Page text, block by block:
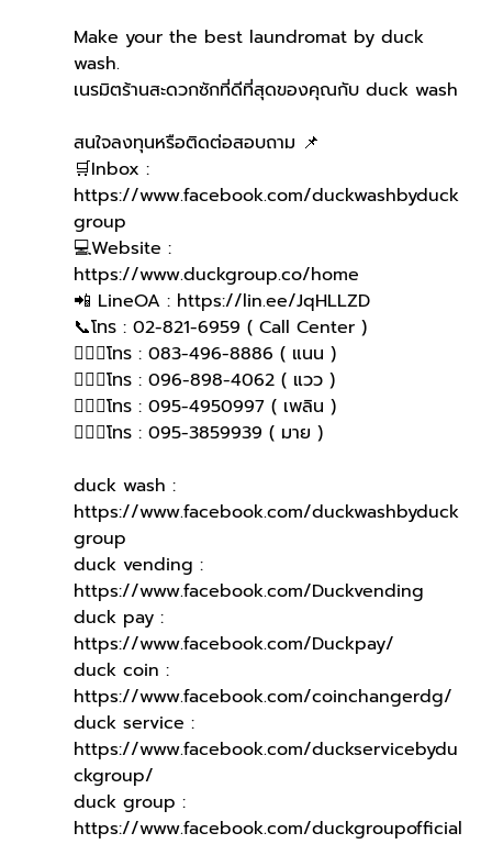
Make your the best laundromat by duck
wash.
เนรมิตร้านสะดวกซักที่ดีที่สุดของคุณกับ duck wash
สนใจลงทุนหรือติดต่อสอบถาม 📌
🛒Inbox :
https://www.facebook.com/duckwashbyduck
group
💻Website :
https://www.duckgroup.co/home
📲 LineOA : https://lin.ee/JqHLLZD
📞โทร : 02-821-6959 ( Call Center )
🙋🏻‍♀️โทร : 083-496-8886 ( แนน )
🙋🏻‍♀โทร : 096-898-4062 ( แวว )
🙋🏻‍♀โทร : 095-4950997 ( เพลิน )
🙋🏻‍♀️โทร : 095-3859939 ( มาย )
duck wash :
https://www.facebook.com/duckwashbyduck
group
duck vending :
https://www.facebook.com/Duckvending
duck pay :
https://www.facebook.com/Duckpay/
duck coin :
https://www.facebook.com/coinchangerdg/
duck service :
https://www.facebook.com/duckservicebydu
ckgroup/
duck group :
https://www.facebook.com/duckgroupofficial